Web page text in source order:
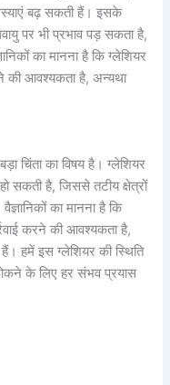
बढ़ सकती हैं। इसके
पर भी प्रभाव पड़ सकता है,
का मानना है कि ग्लेशियर
की आवश्यकता है, अन्यथा
चिंता का विषय है। ग्लेशियर
सकती है, जिससे तटीय क्षेत्रों
का मानना है कि
करने की आवश्यकता है,
हमें इस ग्लेशियर की स्थिति
के लिए हर संभव प्रयास